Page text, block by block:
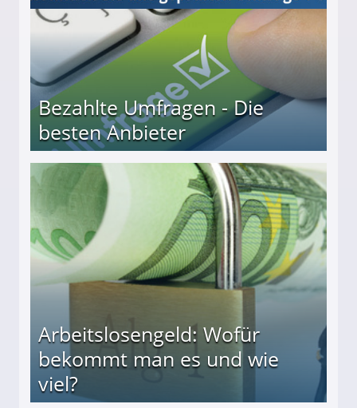
Bezahlte Umfragen - Die
besten Anbieter
Arbeitslosengeld: Wofür
bekommt man es und wie
viel?